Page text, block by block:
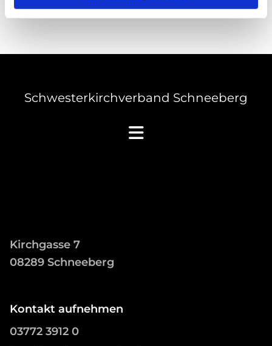
Schwesterkirchverband Schneeberg
Kirchgasse 7
08289 Schneeberg
Kontakt aufnehmen
03772 3912 0